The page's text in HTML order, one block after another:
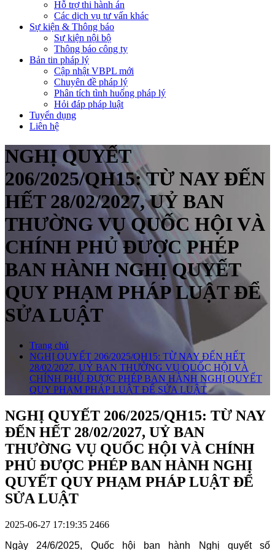
Hỗ trợ thi hành án
Các dịch vụ tư vấn khác
Sự kiện & Thông báo
Sự kiện nội bộ
Thông báo công ty
Bản tin pháp lý
Cập nhật VBPL mới
Chuyên đề pháp lý
Phân tích tình huống pháp lý
Hỏi đáp pháp luật
Tuyển dụng
Liên hệ
NGHỊ QUYẾT
206/2025/QH15: TỪ NAY ĐẾN
HẾT 28/02/2027, UỶ BAN
THƯỜNG VỤ QUỐC HỘI VÀ
CHÍNH PHỦ ĐƯỢC PHÉP
BAN HÀNH NGHỊ QUYẾT
QUY PHẠM PHÁP LUẬT ĐỂ
SỬA LUẬT
Trang chủ
NGHỊ QUYẾT 206/2025/QH15: TỪ NAY ĐẾN HẾT
28/02/2027, UỶ BAN THƯỜNG VỤ QUỐC HỘI VÀ
CHÍNH PHỦ ĐƯỢC PHÉP BAN HÀNH NGHỊ QUYẾT
QUY PHẠM PHÁP LUẬT ĐỂ SỬA LUẬT
NGHỊ QUYẾT 206/2025/QH15: TỪ NAY
ĐẾN HẾT 28/02/2027, UỶ BAN
THƯỜNG VỤ QUỐC HỘI VÀ CHÍNH
PHỦ ĐƯỢC PHÉP BAN HÀNH NGHỊ
QUYẾT QUY PHẠM PHÁP LUẬT ĐỂ
SỬA LUẬT
2025-06-27 17:19:35 2466
Ngày 24/6/2025, Quốc hội ban hành Nghị quyết số